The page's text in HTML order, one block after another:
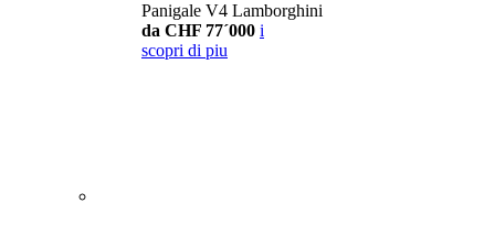
Panigale V4 Lamborghini
da CHF 77´000 i
scopri di piu